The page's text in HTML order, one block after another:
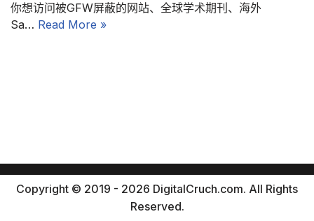
你想访问被GFW屏蔽的网站、全球学术期刊、海外
Sa… Read More »
Copyright © 2019 - 2026 DigitalCruch.com. All Rights
Reserved.